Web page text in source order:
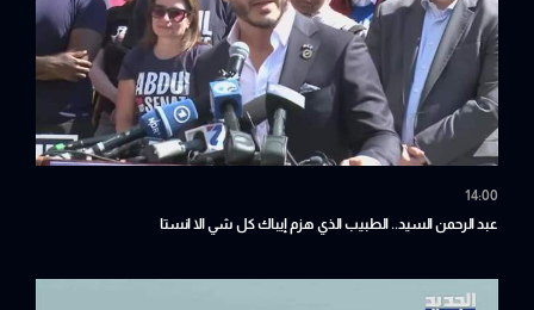
14:00
عبد الرحمن السيد.. الطبيب الذي هزم إيباك كل شي الا انستا